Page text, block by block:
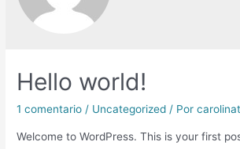
Hello world!
1 comentario / Uncategorized / Por
Welcome to WordPress. This is your first